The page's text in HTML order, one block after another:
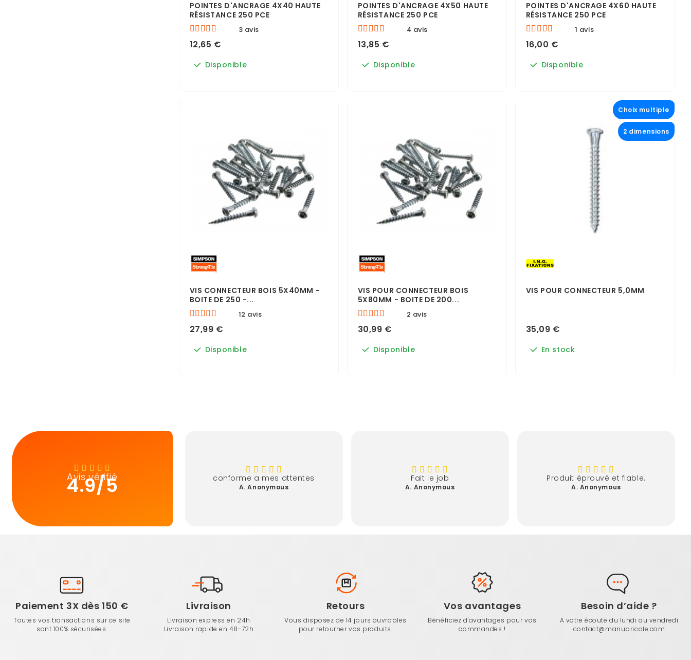
POINTES D'ANCRAGE 4X40 HAUTE
RÉSISTANCE 250 PCE
3 avis
12,65 €
Disponible
POINTES D'ANCRAGE 4X50 HAUTE
RÉSISTANCE 250 PCE
4 avis
13,85 €
Disponible
POINTES D'ANCRAGE 4X60 HAUTE
RÉSISTANCE 250 PCE
1 avis
16,00 €
Disponible
VIS CONNECTEUR BOIS 5X40MM -
BOITE DE 250 -...
12 avis
27,99 €
Disponible
VIS POUR CONNECTEUR BOIS
5X80MM - BOITE DE 200...
2 avis
30,99 €
Disponible
VIS POUR CONNECTEUR 5,0MM
35,09 €
En stock
Choix multiple
2 dimensions
Avis vérifié
4.9/5 conforme a mes attentes
A. Anonymous
Fait le job
A. Anonymous
Produit éprouvé et fiable.
A. Anonymous
Paiement 3X dès 150 €
Toutes vos transactions sur ce site
sont 100% sécurisées.
Livraison
Livraison express en 24h
Livraison rapide en 48-72h
Retours
Vous disposez de 14 jours ouvrables
pour retourner vos produits.
Vos avantages
Bénéficiez d'avantages pour vos
commandes !
Besoin d’aide ?
A votre écoute du lundi au vendredi
contact@manubricole.com